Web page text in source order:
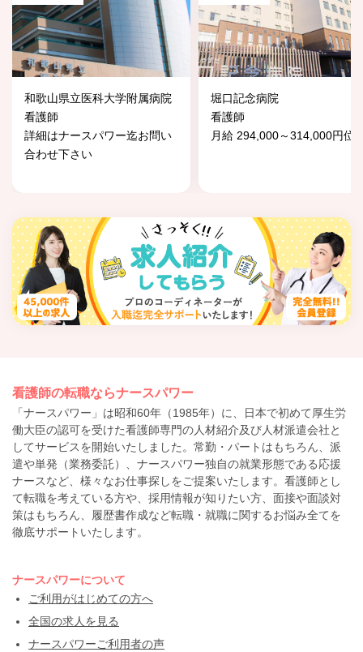
和歌山県立医科大学附属病院
看護師
詳細はナースパワー迄お問い
合わせ下さい
堀口記念病院
看護師
月給 294,000～314,000円位
看護師の転職ならナースパワー
「ナースパワー」は昭和60年（1985年）に、日本で初めて厚生労
働大臣の認可を受けた看護師専門の人材紹介及び人材派遣会社と
してサービスを開始いたしました。常勤・パートはもちろん、派
遣や単発（業務委託）、ナースパワー独自の就業形態である応援
ナースなど、様々なお仕事探しをご提案いたします。看護師とし
て転職を考えている方や、採用情報が知りたい方、面接や面談対
策はもちろん、履歴書作成など転職・就職に関するお悩み全てを
徹底サポートいたします。
ナースパワーについて
ご利用がはじめての方へ
全国の求人を見る
ナースパワーご利用者の声